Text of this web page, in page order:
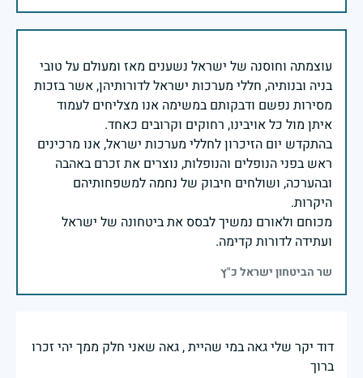
עוצמתה וחוסנה של ישראל נשענים מאז ומעולם על טובי
בניה ובנותיה, חללי מערכות ישראל לדורותיהן, אשר בזכות
מסירות נפשם ודבקותם במשימה אנו מצליחים לעמוד
בהתקדש יום הזיכרון לחללי מערכות ישראל, אנו מרכינים
ראש בפני הנופלים והנופלות, נוצרים את זכרם באהבה
ובהערכה, ושולחים חיבוק של נחמה למשפחותיהם
מכוחם ולאורם נמשיך לבסס את ביטחונה של ישראל
ועתידה לדורות קדימה.
שר הביטחון ישראל כ"ץ
דוד יקר שלי גאה במי שהיית , גאה שאני חלק ממך יהי זכרו
ברוך